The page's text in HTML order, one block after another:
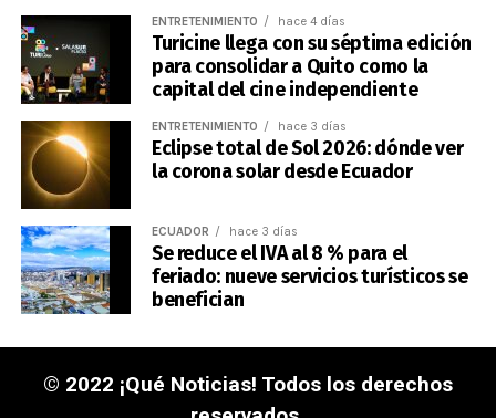
ENTRETENIMIENTO hace 4 días
Turicine llega con su séptima edición
para consolidar a Quito como la
capital del cine independiente
ENTRETENIMIENTO hace 3 días
Eclipse total de Sol 2026: dónde ver
la corona solar desde Ecuador
ECUADOR hace 3 días
Se reduce el IVA al 8 % para el
feriado: nueve servicios turísticos se
benefician
© 2022 ¡Qué Noticias! Todos los derechos